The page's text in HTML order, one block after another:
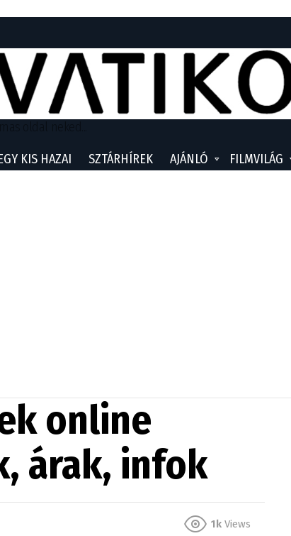
KIS HAZAI SZTÁRHÍREK AJÁNLÓ FILMVILÁG
online
árak, infok
1k Views